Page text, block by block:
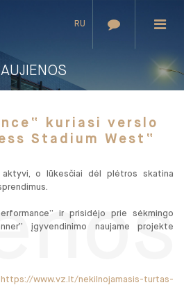
RU
kuriasi verslo
Stadium West“
aktyvi, o lūkesčiai dėl plėtros skatina
ir prisidėjo prie sėkmingo
įgyvendinimo naujame projekte
https://www.vz.lt/nekilnojamasis-turtas-